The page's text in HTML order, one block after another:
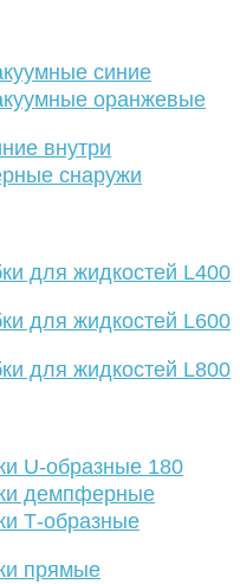
синие
оранжевые
внутри
снаружи
для жидкостей L400
для жидкостей L600
для жидкостей L800
U-образные 180
демпферные
Т-образные
прямые